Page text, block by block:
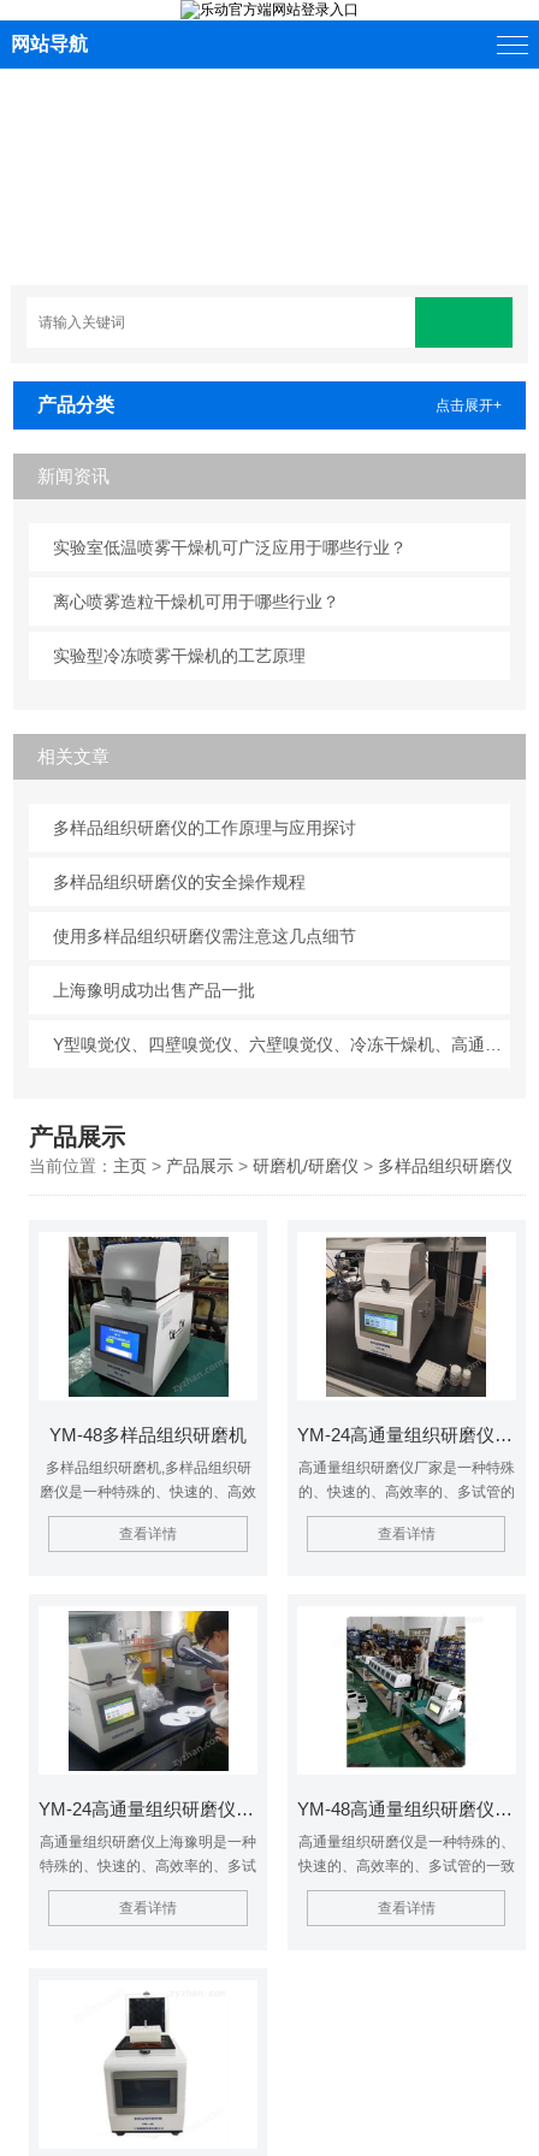
网站导航
产品分类 点击展开+
新闻资讯
实验室低温喷雾干燥机可广泛应用于哪些行业？
离心喷雾造粒干燥机可用于哪些行业？
实验型冷冻喷雾干燥机的工艺原理
相关文章
多样品组织研磨仪的工作原理与应用探讨
多样品组织研磨仪的安全操作规程
使用多样品组织研磨仪需注意这几点细节
上海豫明成功出售产品一批
产品展示
当前位置： 主页> 产品展示> 研磨机/研磨仪 > 多样品组织研磨仪
YM-48多样品组织研磨机
多样品组织研磨机,多样品组织研
磨仪是一种特殊的、快速的、高效
率的、多试管的一致系统。它能将
任何来源（包括土壤、植物和动物
DNA、RNA和蛋白质进行提取和
纯化。
查看详情
YM-24高通量组织研磨仪厂家 研磨机
高通量组织研磨仪厂家是一种特殊
的、快速的、高效率的、多试管的
一致系统。它能将任何来源（包括
土壤、植物和动物的组织/细菌、
进行提取和纯化。
查看详情
YM-24高通量组织研磨仪上海豫明 研磨机
高通量组织研磨仪上海豫明是一种
特殊的、快速的、高效率的、多试
管的一致系统。它能将任何来源
（包括土壤、植物和动物的组织/
查看详情
YM-48高通量组织研磨仪 研磨机
高通量组织研磨仪是一种特殊的、
快速的、高效率的、多试管的一致
系统。它能将任何来源（包括土
壤、植物和动物的组织/细菌、酵
查看详情